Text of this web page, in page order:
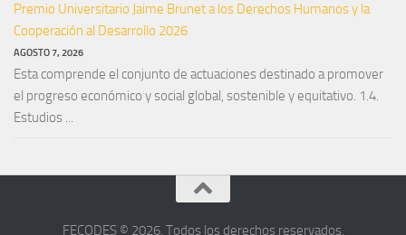
Premio Universitario Jaime Brunet a los Derechos Humanos y la
Cooperación al Desarrollo 2026
AGOSTO 7, 2026
Esta comprende el conjunto de actuaciones destinado a promover
el progreso económico y social global, sostenible y equitativo. 1.4.
Estudios ...
FECODES © 2026. Todos los derechos reservados.